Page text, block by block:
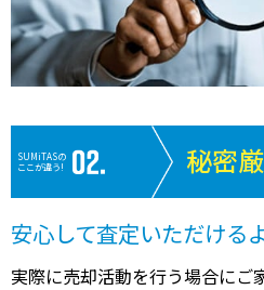
SUMiTASの
ここが違う!
秘密
安心して査定いただける
実際に売却活動を行う場合にご